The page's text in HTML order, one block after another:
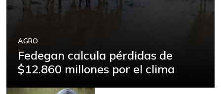
AGRO
Fedegan calcula pérdidas de
$12.860 millones por el clima